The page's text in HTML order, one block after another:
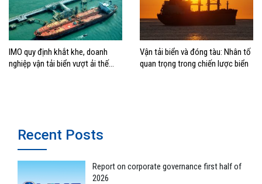
IMO quy định khắt khe, doanh
nghiệp vận tải biển vượt ải thế
Vận tải biển và đóng tàu: Nhân tố
quan trọng trong chiến lược biển
Recent Posts
Report on corporate governance first half of
2026